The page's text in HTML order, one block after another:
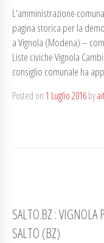
L’amministrazione
pagina storica per la
a Vignola (Modena) –
Liste civiche Vignola
consiglio comunale ha
Posted on 1 Luglio 2016by
SALTO.BZ : VIGNOLA
SALTO (BZ)